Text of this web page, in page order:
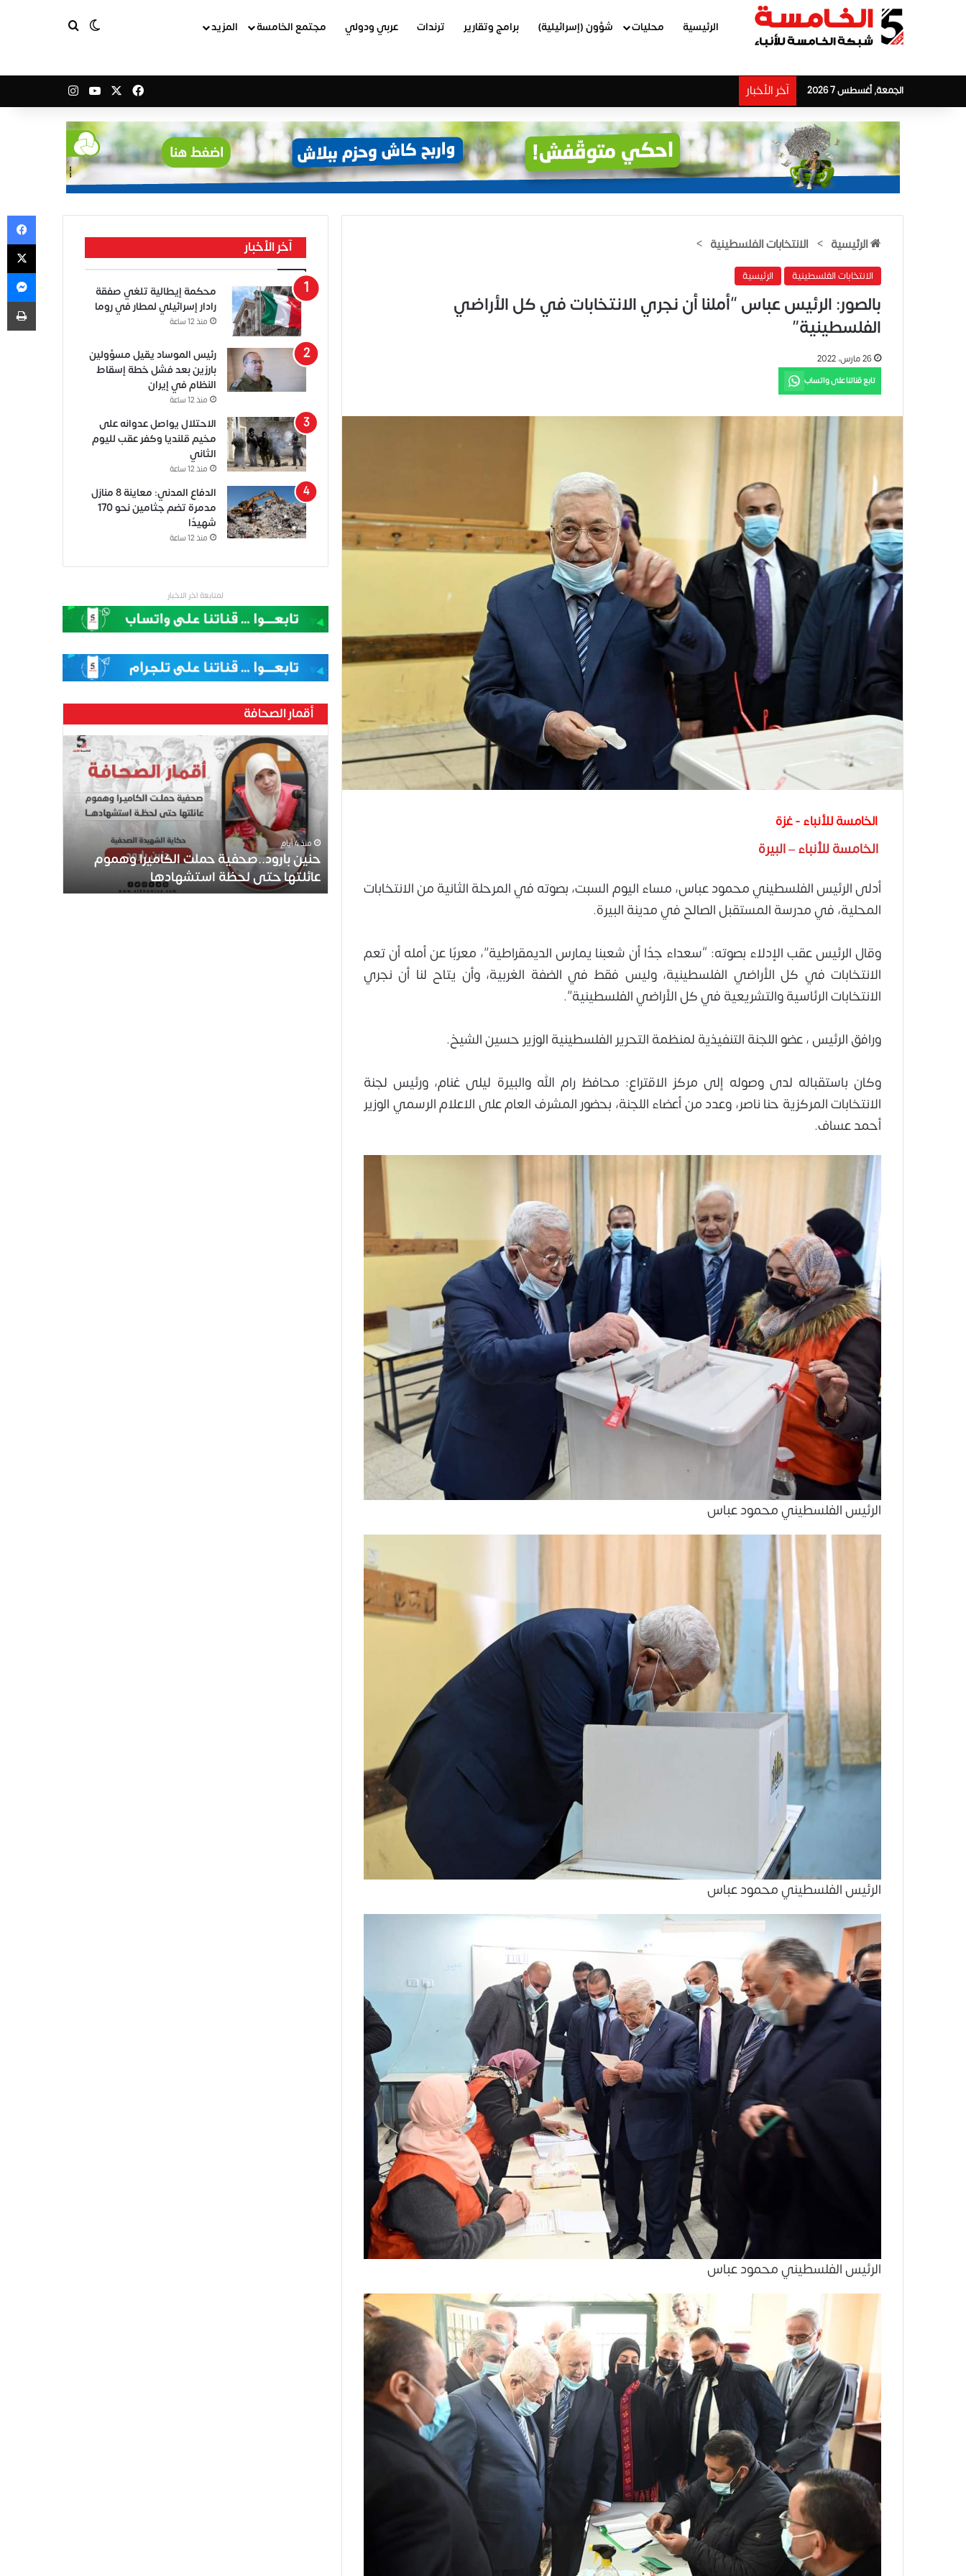
الرئيسية محليات شؤون (إسرائيلية) برامج وتقارير ترندات عربي ودولي مجتمع الخامسة المزيد الوضع المظلم
بحث عن
الجمعة, أغسطس 7 2026 آخر الأخبار فيسبوك‫YouTube
انستقرام
الرئيسية > الانتخابات الفلسطينية >
الانتخابات الفلسطينية الرئيسية
بالصور: الرئيس عباس “أملنا أن نجري الانتخابات في كل الأراضي
الفلسطينية”
26 مارس، 2022
تابع قناتنا على واتساب
الخامسة للأنباء - غزة
الخامسة للأنباء – البيرة
أدلى الرئيس الفلسطيني محمود عباس، مساء اليوم السبت، بصوته في المرحلة الثانية من الانتخابات
المحلية، في مدرسة المستقبل الصالح في مدينة البيرة.
وقال الرئيس عقب الإدلاء بصوته: “سعداء جدًا أن شعبنا يمارس الديمقراطية”، معربًا عن أمله أن تعم
الانتخابات في كل الأراضي الفلسطينية، وليس فقط في الضفة الغربية، وأن يتاح لنا أن نجري
الانتخابات الرئاسية والتشريعية في كل الأراضي الفلسطينية”.
ورافق الرئيس ، عضو اللجنة التنفيذية لمنظمة التحرير الفلسطينية الوزير حسين الشيخ.
وكان باستقباله لدى وصوله إلى مركز الاقتراع: محافظ رام الله والبيرة ليلى غنام، ورئيس لجنة
الانتخابات المركزية حنا ناصر، وعدد من أعضاء اللجنة، بحضور المشرف العام على الاعلام الرسمي الوزير
أحمد عساف.
الرئيس الفلسطيني محمود عباس
الرئيس الفلسطيني محمود عباس
الرئيس الفلسطيني محمود عباس
آخر الأخبار
محكمة إيطالية تلغي صفقة
رادار إسرائيلي لمطار في روما
منذ 12 ساعة
رئيس الموساد يقيل مسؤولين
بارزين بعد فشل خطة إسقاط
النظام في إيران
منذ 12 ساعة
الاحتلال يواصل عدوانه على
مخيم قلنديا وكفر عقب لليوم
الثاني
منذ 12 ساعة
الدفاع المدني: معاينة 8 منازل
مدمرة تضم جثامين نحو 170
شهيدًا
منذ 12 ساعة
لمتابعة اخر الاخبار
أقمار الصحافة
حنين
بارود..صحفية
حملت
الكاميرا
وهموم
عائلتها
لحظة
استشهادها
منذ 4 أيام
حنين بارود..صحفية حملت الكاميرا وهموم
عائلتها حتى لحظة استشهادها
‫X